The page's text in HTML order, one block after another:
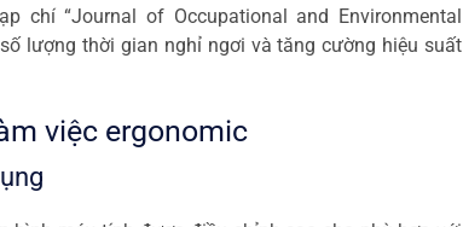
chí “Journal of Occupational and Environmental
lượng thời gian nghỉ ngơi và tăng cường hiệu suất
việc ergonomic